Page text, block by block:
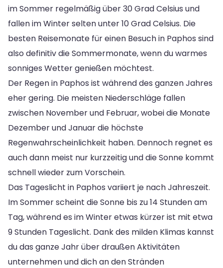
im Sommer regelmäßig über 30 Grad Celsius und
fallen im Winter selten unter 10 Grad Celsius. Die
besten Reisemonate für einen Besuch in Paphos sind
also definitiv die Sommermonate, wenn du warmes
sonniges Wetter genießen möchtest.
Der Regen in Paphos ist während des ganzen Jahres
eher gering. Die meisten Niederschläge fallen
zwischen November und Februar, wobei die Monate
Dezember und Januar die höchste
Regenwahrscheinlichkeit haben. Dennoch regnet es
auch dann meist nur kurzzeitig und die Sonne kommt
schnell wieder zum Vorschein.
Das Tageslicht in Paphos variiert je nach Jahreszeit.
Im Sommer scheint die Sonne bis zu 14 Stunden am
Tag, während es im Winter etwas kürzer ist mit etwa
9 Stunden Tageslicht. Dank des milden Klimas kannst
du das ganze Jahr über draußen Aktivitäten
unternehmen und dich an den Stränden